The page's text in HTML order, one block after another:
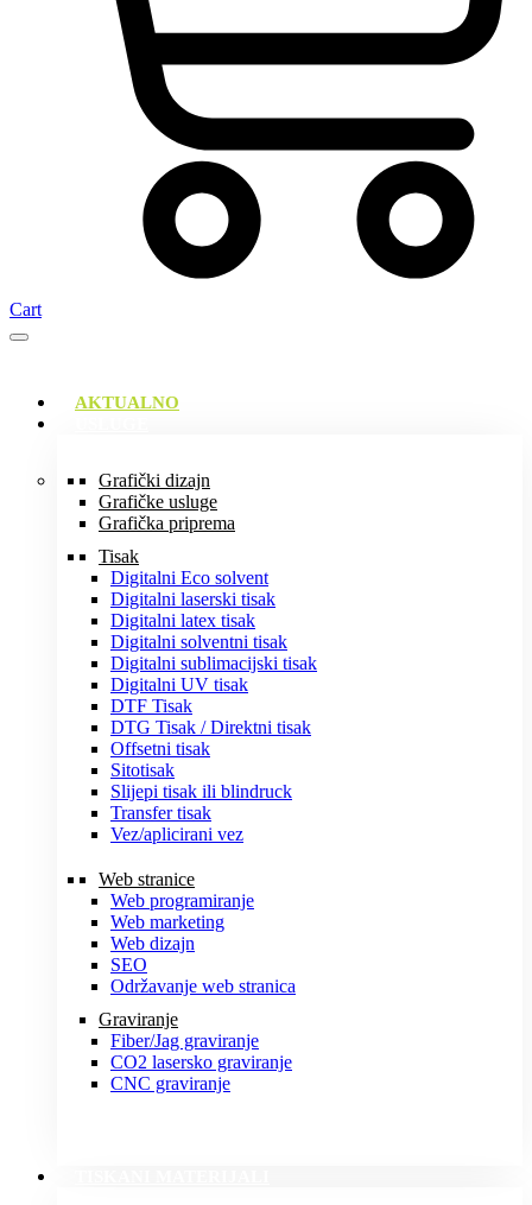
Cart
AKTUALNO
Grafički dizajn
Grafičke usluge
Grafička priprema
Tisak
Digitalni Eco solvent
Digitalni laserski tisak
Digitalni latex tisak
Digitalni solventni tisak
Digitalni sublimacijski tisak
Digitalni UV tisak
DTF Tisak
DTG Tisak / Direktni tisak
Offsetni tisak
Sitotisak
Slijepi tisak ili blindruck
Transfer tisak
Vez/aplicirani vez
Web stranice
Web programiranje
Web marketing
Web dizajn
SEO
Održavanje web stranica
Graviranje
Fiber/Jag graviranje
CO2 lasersko graviranje
CNC graviranje